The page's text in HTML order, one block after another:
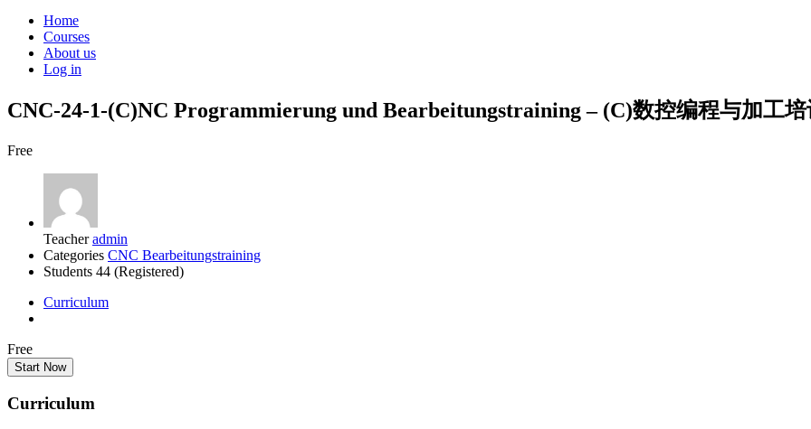
Home
Courses
About us
Log in
CNC-24-1-(C)NC Programmierung und Bearbeitungstraining – (C)数控编程与加工
Free
Teacher admin
Categories CNC Bearbeitungstraining
Students 44 (Registered)
Curriculum
Free
Start Now
Curriculum